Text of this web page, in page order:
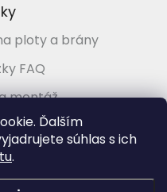
Ďalším
súhlas s ich
tu.
ploty a brány
FAQ
montáž